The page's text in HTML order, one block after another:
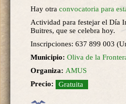
Hay otra convocatoria para
Actividad para festejar el Día
Buitres, que se celebra hoy.
Inscripciones: 637 899 003
Municipio: Oliva de la
Organiza: AMUS
Precio:
Gratuita